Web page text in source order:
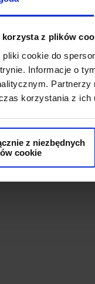
korzysta z plików
cookie do
Informacje o
Partnerzy
korzystania z ich
z niezbędnych
cookie